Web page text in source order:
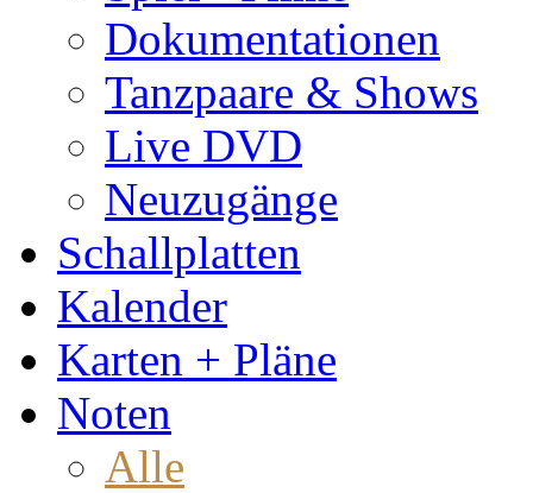
Dokumentationen
Tanzpaare & Shows
Live DVD
Neuzugänge
Schallplatten
Kalender
Karten + Pläne
Noten
Alle